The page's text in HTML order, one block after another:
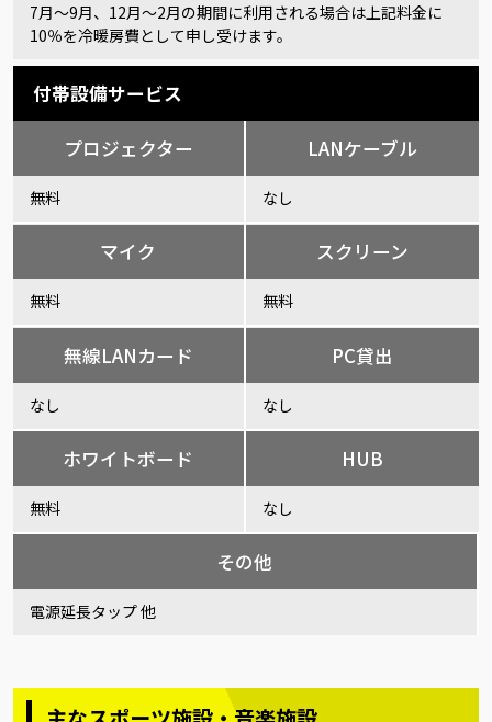
7月～9月、12月～2月の期間に利用される場合は上記料金に
10％を冷暖房費として申し受けます。
付帯設備サービス
プロジェクター
無料
LANケーブル
なし
マイク
無料
スクリーン
無料
無線LANカード
なし
PC貸出
なし
ホワイトボード
無料
HUB
なし
その他
電源延長タップ 他